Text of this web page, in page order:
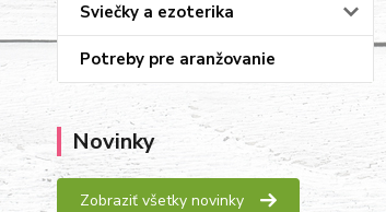
Sviečky a ezoterika
Potreby pre aranžovanie
Novinky
Zobraziť všetky novinky